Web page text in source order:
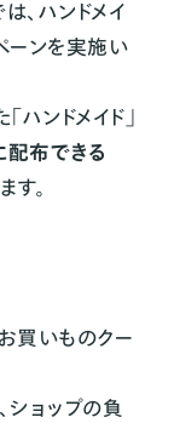
、ハンドメイ
ーンを実施い
ンドメイド」
布できる
す。
買いものクー
ショップの負